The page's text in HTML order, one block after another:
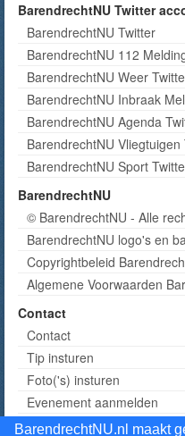
BarendrechtNU.nl maakt
BarendrechtNU Twitter
BarendrechtNU Twitter
BarendrechtNU 112
BarendrechtNU Weer
BarendrechtNU Inbraak
BarendrechtNU Agenda
BarendrechtNU Vliegtuigen
BarendrechtNU Sport
BarendrechtNU
© BarendrechtNU - Alle
BarendrechtNU logo's en
Copyrightbeleid
Algemene Voorwaarden
Contact
Contact
Tip insturen
Foto('s) insturen
Evenement aanmelden
Informatie aanvragen